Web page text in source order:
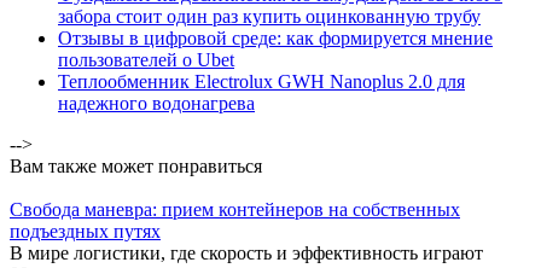
забора стоит один раз купить оцинкованную трубу
Отзывы в цифровой среде: как формируется мнение
пользователей о Ubet
Теплообменник Electrolux GWH Nanoplus 2.0 для
надежного водонагрева
-->
Вам также может понравиться
Свобода маневра: прием контейнеров на собственных
подъездных путях
В мире логистики, где скорость и эффективность играют